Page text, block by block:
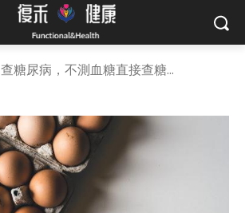
查糖尿病，不測血糖直接查糖...